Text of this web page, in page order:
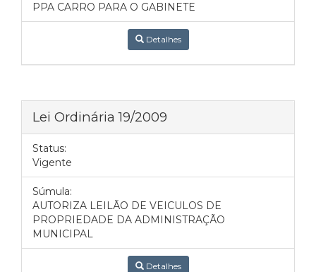
PPA CARRO PARA O GABINETE
Detalhes
Lei Ordinária 19/2009
Status:
Vigente
Súmula:
AUTORIZA LEILÃO DE VEICULOS DE
PROPRIEDADE DA ADMINISTRAÇÃO
MUNICIPAL
Detalhes